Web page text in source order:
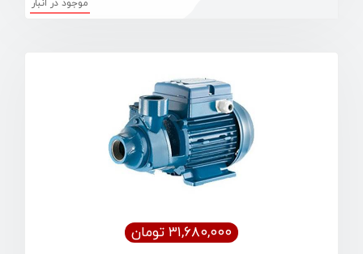
موجود در انبار
۳۱,۶۸۰,۰۰۰ تومان